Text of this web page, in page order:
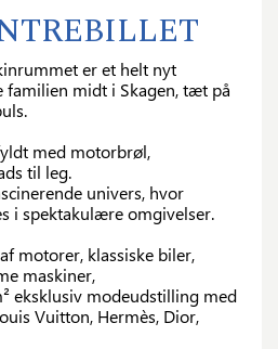
til betaling
er et helt nyt
familien midt i Skagen, tæt på
med motorbrøl,
til leg.
univers, hvor
i spektakulære omgivelser.
motorer, klassiske biler,
maskiner,
eksklusiv modeudstilling med
Vuitton, Hermès, Dior,